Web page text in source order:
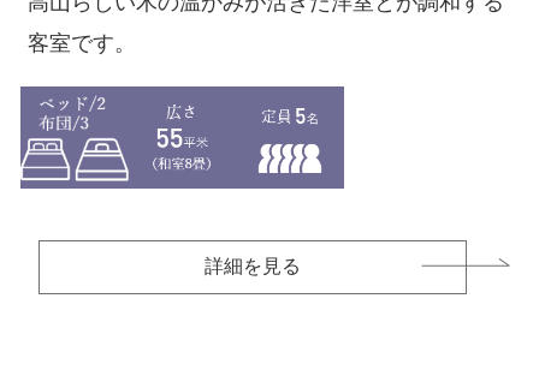
高山の景色をお楽しみいただけます。
詳細を見る
客室です。
詳細を見る